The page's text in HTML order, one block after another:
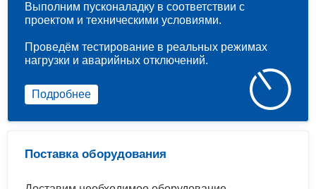
Поставка оборудования
Выполним пусконаладку в соответствии с
проектом и техническими условиями.
Проведём тестирование в реальных режимах
нагрузки и аварийных отключений.
Подробнее